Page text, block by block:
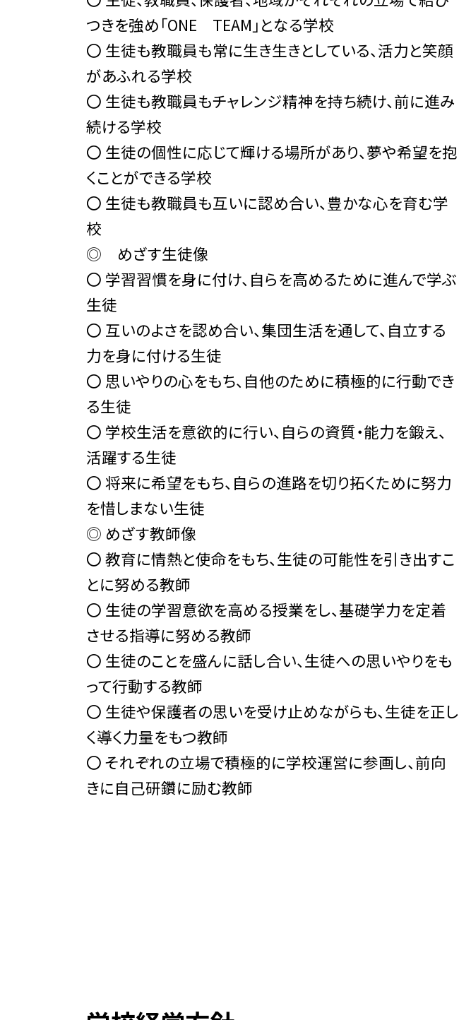
つきを強め「ONE TEAM」となる学校
〇 生徒も教職員も常に生き生きとしている、活力と笑顔
があふれる学校
〇 生徒も教職員もチャレンジ精神を持ち続け、前に進み
続ける学校
〇 生徒の個性に応じて輝ける場所があり、夢や希望を抱
くことができる学校
〇 生徒も教職員も互いに認め合い、豊かな心を育む学
校
◎ めざす生徒像
〇 学習習慣を身に付け、自らを高めるために進んで学ぶ
生徒
〇 互いのよさを認め合い、集団生活を通して、自立する
力を身に付ける生徒
〇 思いやりの心をもち、自他のために積極的に行動でき
る生徒
〇 学校生活を意欲的に行い、自らの資質・能力を鍛え、
活躍する生徒
〇 将来に希望をもち、自らの進路を切り拓くために努力
を惜しまない生徒
◎ めざす教師像
〇 教育に情熱と使命をもち、生徒の可能性を引き出すこ
とに努める教師
〇 生徒の学習意欲を高める授業をし、基礎学力を定着
させる指導に努める教師
〇 生徒のことを盛んに話し合い、生徒への思いやりをも
って行動する教師
〇 生徒や保護者の思いを受け止めながらも、生徒を正し
く導く力量をもつ教師
〇 それぞれの立場で積極的に学校運営に参画し、前向
きに自己研鑽に励む教師